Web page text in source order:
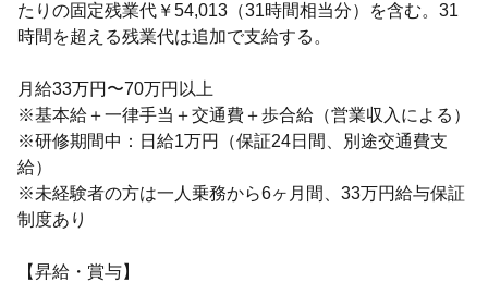
たりの固定残業代￥54,013（31時間相当分）を含む。31
時間を超える残業代は追加で支給する。
月給33万円〜70万円以上
※基本給＋一律手当＋交通費＋歩合給（営業収入による）
※研修期間中：日給1万円（保証24日間、別途交通費支
給）
※未経験者の方は一人乗務から6ヶ月間、33万円給与保証
制度あり
【昇給・賞与】